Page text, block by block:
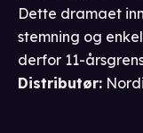
Dette dramaet
stemning og
derfor 11-
Distributør: